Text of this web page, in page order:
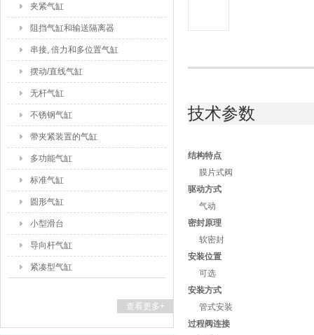
夹紧气缸
阻挡气缸和输送隔离器
串接, 倍力和多位置气缸
摆动/直线气缸
无杆气缸
不锈钢气缸
带夹紧装置的气缸
多功能气缸
标准气缸
圆形气缸
小型滑台
导向杆气缸
紧凑型气缸
查看更多+
技术参数
结构特点
膜片式阀
驱动方式
气动
密封原理
软密封
安装位置
可选
安装方式
管式安装
过程阀连接